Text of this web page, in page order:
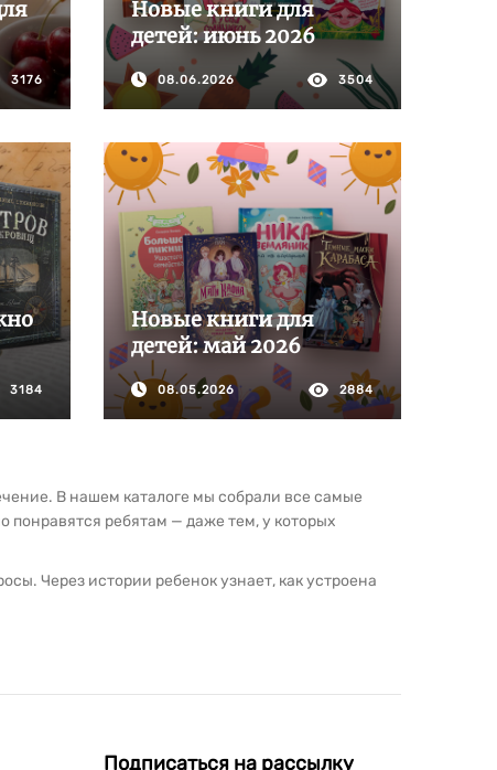
3176
Новые книги для
детей: июнь 2026
08.06.2026 3504
3184
Новые книги для
детей: май 2026
08.05.2026 2884
В нашем каталоге мы собрали все самые
понравятся ребятам — даже тем, у которых
Через истории ребенок узнает, как устроена
размышлять и принимать решения,
Подписаться на рассылку